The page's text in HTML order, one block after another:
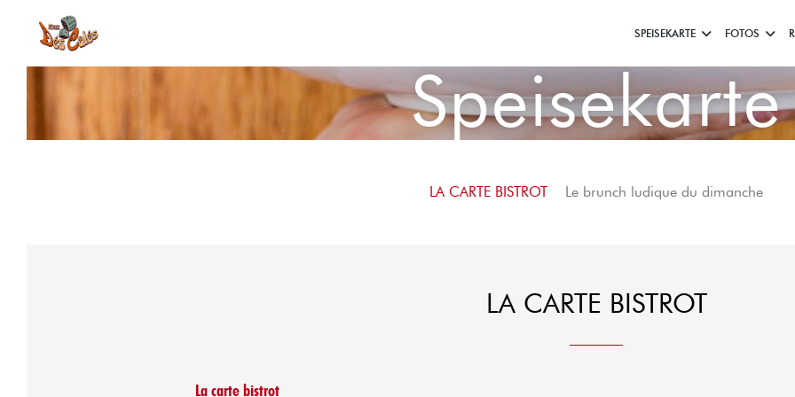
SPEISEKARTE FOTOS
Speisekarte
LA CARTE BISTROT Le brunch ludique du dimanche
LA CARTE BISTROT
La carte bistrot